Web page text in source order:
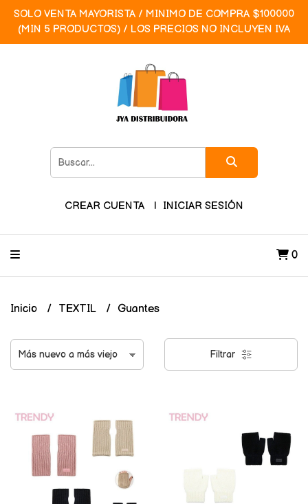
SOLO VENTA MAYORISTA / MINIMO DE COMPRA $100000
(MIN 5 PRODUCTOS) / LOS PRECIOS NO INCLUYEN IVA
CREAR CUENTA INICIAR SESIÓN
0
Inicio TEXTIL Guantes
Filtrar